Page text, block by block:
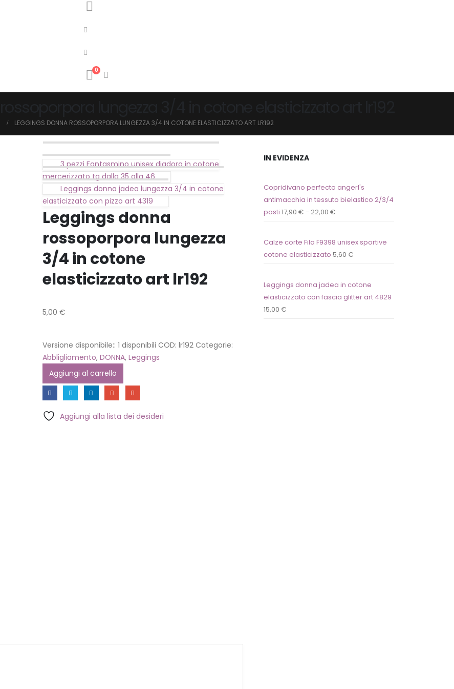
0
LEGGINGS DONNA ROSSOPORPORA LUNGEZZA 3/4 IN COTONE ELASTICIZZATO ART LR192
3 pezzi Fantasmino unisex diadora in cotone
mercerizzato tg dalla 35 alla 46
Leggings donna jadea lungezza 3/4 in cotone
elasticizzato con pizzo art 4319
Leggings donna
rossoporpora lungezza
3/4 in cotone
elasticizzato art lr192
5,00 €
Versione disponibile:: 1 disponibili COD: lr192 Categorie:
Abbligliamento, DONNA, Leggings
Aggiungi al carrello
Aggiungi alla lista dei desideri
IN EVIDENZA
Copridivano perfecto angerl's
antimacchia in tessuto bielastico 2/3/4
posti 17,90 € - 22,00 €
Calze corte Fila F9398 unisex sportive
cotone elasticizzato 5,60 €
Leggings donna jadea in cotone
elasticizzato con fascia glitter art 4829
15,00 €